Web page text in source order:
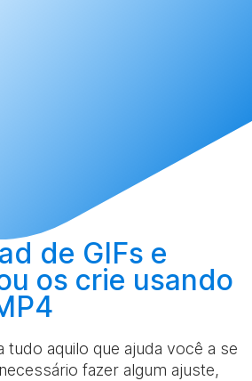
de GIFs e
os crie usando
tudo aquilo que ajuda você a se
fazer algum ajuste,